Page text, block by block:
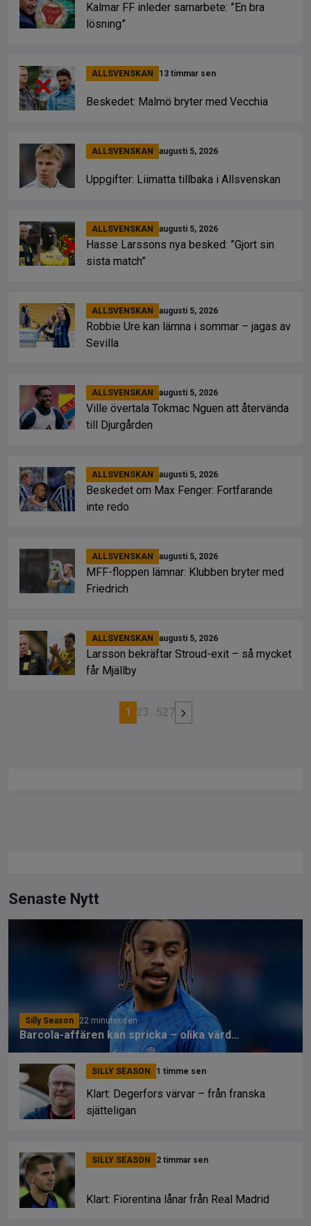
Kalmar FF inleder samarbete: ”En bra
lösning”
ALLSVENSKAN 13 timmar sen
Beskedet: Malmö bryter med Vecchia
ALLSVENSKAN augusti 5, 2026
Uppgifter: Liimatta tillbaka i Allsvenskan
ALLSVENSKAN augusti 5, 2026
Hasse Larssons nya besked: ”Gjort sin
sista match”
ALLSVENSKAN augusti 5, 2026
Robbie Ure kan lämna i sommar – jagas av
Sevilla
ALLSVENSKAN augusti 5, 2026
Ville övertala Tokmac Nguen att återvända
till Djurgården
ALLSVENSKAN augusti 5, 2026
Beskedet om Max Fenger: Fortfarande
inte redo
ALLSVENSKAN augusti 5, 2026
MFF-floppen lämnar: Klubben bryter med
Friedrich
ALLSVENSKAN augusti 5, 2026
Larsson bekräftar Stroud-exit – så mycket
får Mjällby
1 23…527
Senaste Nytt
Silly Season 22 minuter sen
Barcola-affären kan spricka – olika värdering från klubbarna
SILLY SEASON 1 timme sen
Klart: Degerfors värvar – från franska
sjätteligan
SILLY SEASON 2 timmar sen
Klart: Fiorentina lånar från Real Madrid